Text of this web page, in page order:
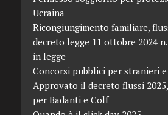
Ucraina
Ricongiungimento familiare,
decreto legge 11 ottobre 2024
in legge
Concorsi pubblici per stranieri
Approvato il decreto flussi
per Badanti e Colf